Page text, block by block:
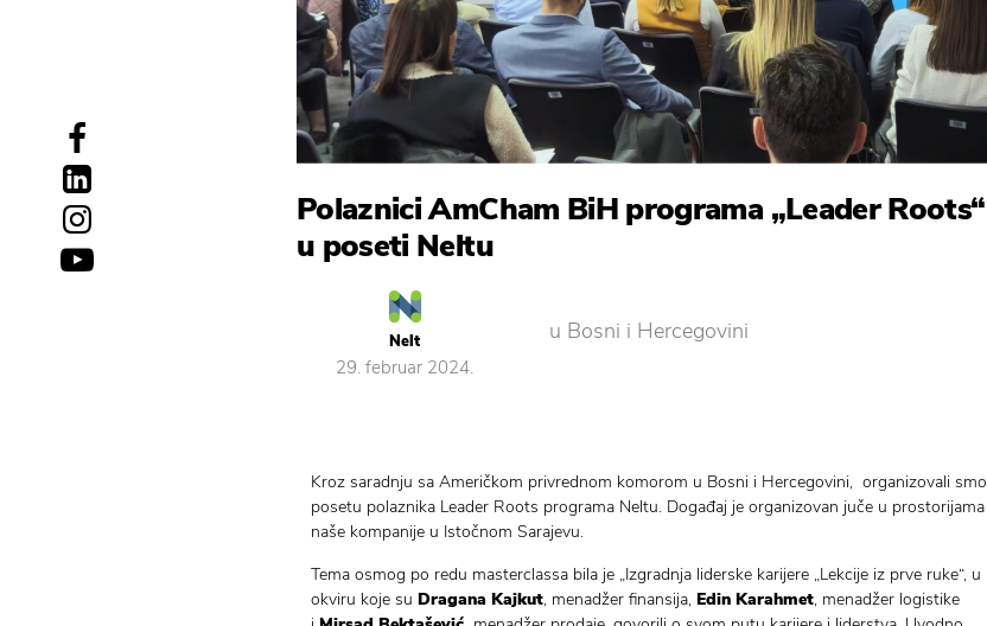
Polaznici AmCham BiH programa „Leader Roots“
u poseti Neltu
Nelt
29. februar 2024.
u Bosni i Hercegovini
Kroz saradnju sa Američkom privrednom komorom u Bosni i Hercegovini, organizovali smo
posetu polaznika Leader Roots programa Neltu. Događaj je organizovan juče u prostorijama
naše kompanije u Istočnom Sarajevu.
Tema osmog po redu masterclassa bila je „Izgradnja liderske karijere „Lekcije iz prve ruke“, u
okviru koje su Dragana Kajkut, menadžer finansija, Edin Karahmet, menadžer logistike